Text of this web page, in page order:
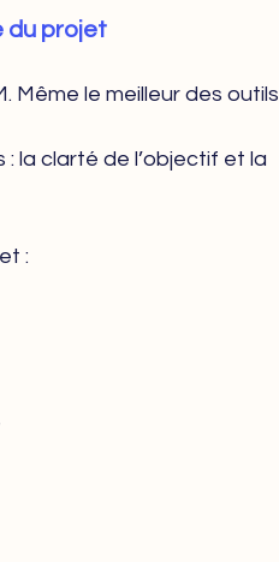
du projet
Même le meilleur des outils
la clarté de l’objectif et la
: